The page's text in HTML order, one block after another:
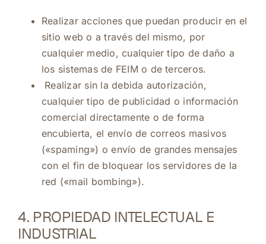
Realizar acciones que puedan producir en el
sitio web o a través del mismo, por
cualquier medio, cualquier tipo de daño a
los sistemas de FEIM o de terceros.
Realizar sin la debida autorización,
cualquier tipo de publicidad o información
comercial directamente o de forma
encubierta, el envío de correos masivos
(«spaming») o envío de grandes mensajes
con el fin de bloquear los servidores de la
red («mail bombing»).
4. PROPIEDAD INTELECTUAL E
INDUSTRIAL